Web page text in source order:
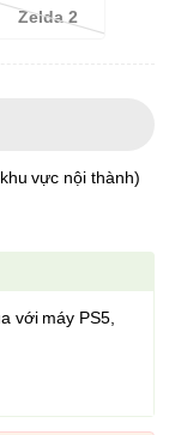
Zelda 2
vực nội thành)
với máy PS5,